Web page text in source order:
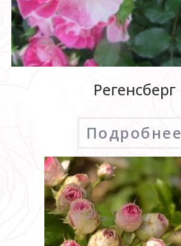
Регенсберг
Подробнее